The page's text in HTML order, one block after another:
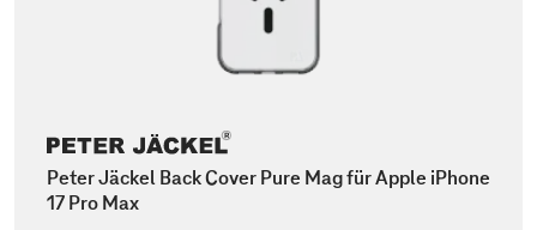
Peter Jäckel Back Cover Pure Mag für Apple iPhone
17 Pro Max